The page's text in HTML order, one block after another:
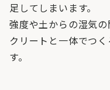
足してしまいます。
強度や土からの湿気
クリートと一体でつ
す。